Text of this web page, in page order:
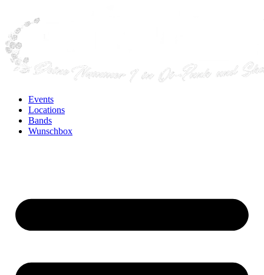
Events
Locations
Bands
Wunschbox